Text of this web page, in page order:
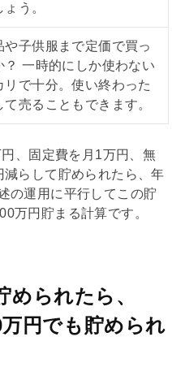
う。
や子供服まで定価で買っ
？ 一時的にしか使わない
リで十分。使い終わった
売ることもできます。
、固定費を月1万円、無
らして貯められたら、年
の運用に平行してこの貯
万円貯まる計算です。
められたら、
円でも貯められ